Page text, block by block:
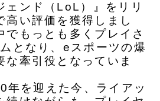
ェンド（LoL）』をリリ
高い評価を獲得しまし
でもっとも多くプレイさ
となり、eスポーツの爆
な牽引役となっていま
年を迎えた今、ライアッ